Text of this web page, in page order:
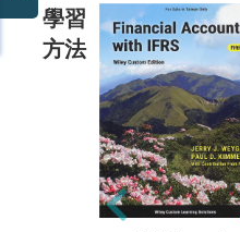
學習
方法